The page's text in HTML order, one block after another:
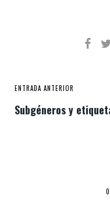
ENTRADA ANTERIOR
Subgéneros y